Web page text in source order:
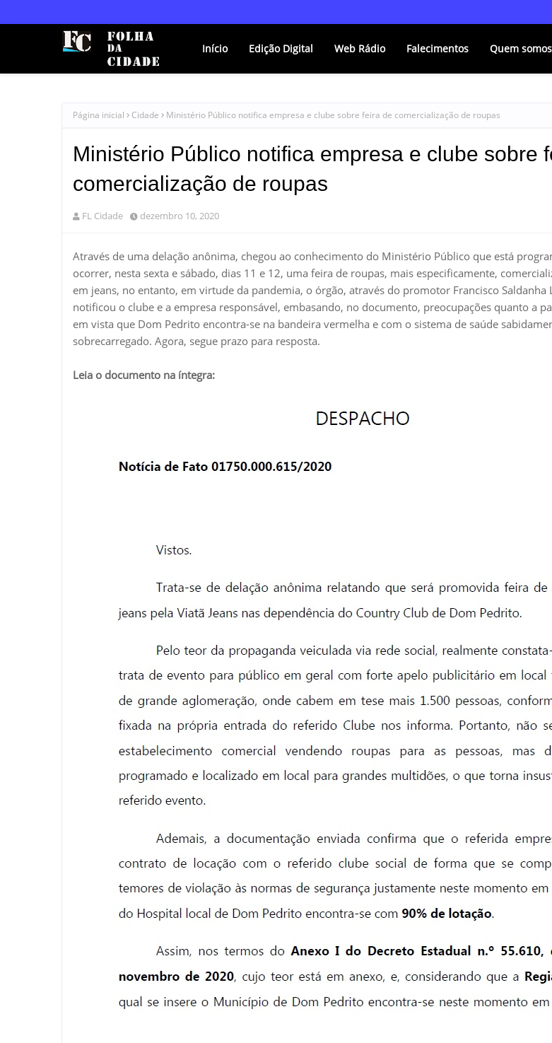
Início Edição Digital Web Rádio Falecimentos Quem somos
Página inicial Cidade Ministério Público notifica empresa e clube sobre feira de comercialização de roupas
Ministério Público notifica empresa e clube sobre
comercialização de roupas
FL Cidade dezembro 10, 2020
Através de uma delação anônima, chegou ao conhecimento do Ministério Público que está
ocorrer, nesta sexta e sábado, dias 11 e 12, uma feira de roupas, mais especificamente,
em jeans, no entanto, em virtude da pandemia, o órgão, através do promotor Francisco Saldanha
notificou o clube e a empresa responsável, embasando, no documento, preocupações quanto a
em vista que Dom Pedrito encontra-se na bandeira vermelha e com o sistema de saúde
sobrecarregado. Agora, segue prazo para resposta.
Leia o documento na íntegra: